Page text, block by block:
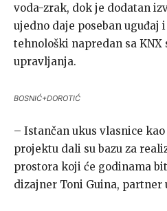
voda-zrak, dok je dodatan
ujedno daje poseban uguđaj
tehnološki napredan sa KNX
upravljanja.
BOSNIĆ+DOROTIĆ
– Istančan ukus vlasnice
projektu dali su bazu za
prostora koji će godinama
dizajner Toni Guina, partner